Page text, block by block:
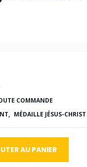
COMMANDE
MÉDAILLE JÉSUS-CHRIST
AU PANIER